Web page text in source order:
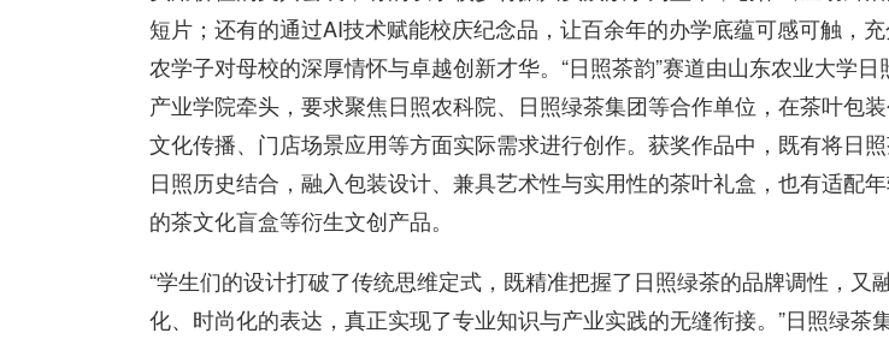
短片；还有的通过AI技术赋能校庆纪念品，让百余年的办学底蕴可感可触，
农学子对母校的深厚情怀与卓越创新才华。“日照茶韵”赛道由山东农业大学日
产业学院牵头，要求聚焦日照农科院、日照绿茶集团等合作单位，在茶叶包
文化传播、门店场景应用等方面实际需求进行创作。获奖作品中，既有将日
日照历史结合，融入包装设计、兼具艺术性与实用性的茶叶礼盒，也有适配
的茶文化盲盒等衍生文创产品。
“学生们的设计打破了传统思维定式，既精准把握了日照绿茶的品牌调性，又
化、时尚化的表达，真正实现了专业知识与产业实践的无缝衔接。”日照绿茶